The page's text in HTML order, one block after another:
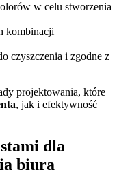
w celu stworzenia
kombinacji
czyszczenia i zgodne z
projektowania, które
, jak i efektywność
dla
biura